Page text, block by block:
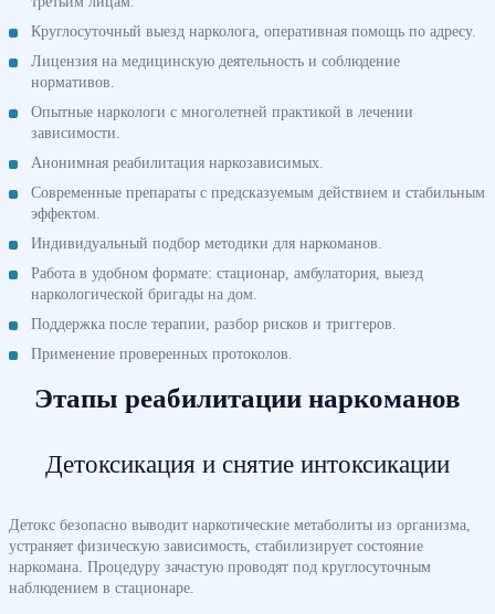
Круглосуточный выезд нарколога, оперативная помощь по адресу.
Лицензия на медицинскую деятельность и соблюдение
нормативов.
Опытные наркологи с многолетней практикой в лечении
зависимости.
Анонимная реабилитация наркозависимых.
Современные препараты с предсказуемым действием и стабильным
эффектом.
Индивидуальный подбор методики для наркоманов.
Работа в удобном формате: стационар, амбулатория, выезд
наркологической бригады на дом.
Поддержка после терапии, разбор рисков и триггеров.
Применение проверенных протоколов.
Этапы реабилитации наркоманов
Детоксикация и снятие интоксикации
Детокс безопасно выводит наркотические метаболиты из организма,
устраняет физическую зависимость, стабилизирует состояние
наркомана. Процедуру зачастую проводят под круглосуточным
наблюдением в стационаре.